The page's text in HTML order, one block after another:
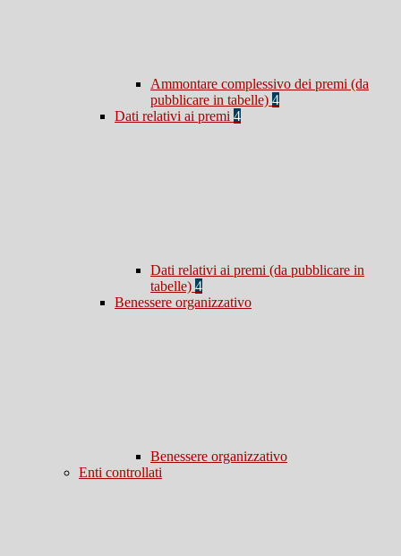
Ammontare complessivo dei premi (da
pubblicare in tabelle) 4
Dati relativi ai premi 4
Dati relativi ai premi (da pubblicare in
tabelle) 4
Benessere organizzativo
Benessere organizzativo
Enti controllati